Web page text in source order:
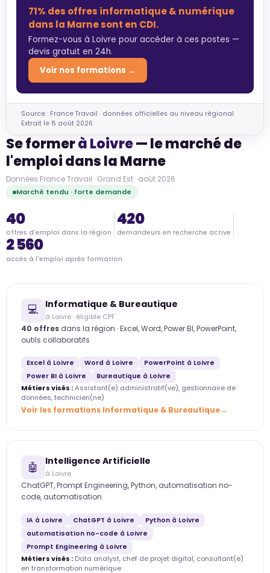
71% des offres informatique & numérique
dans la Marne sont en CDI.
Formez-vous à Loivre pour accéder à ces postes —
devis gratuit en 24h.
Voir nos formations →
Source : France Travail · données officielles au niveau régional
Extrait le 8 août 2026
Se formerà Loivre— le marché de
l'emploi dans la Marne
Données France Travail · Grand Est · août 2026
Marché tendu · forte demande
40
offres d'emploi dans la région
420
demandeurs en recherche active
2 560
accès à l'emploi après formation
💻 Informatique & Bureautique
à Loivre · éligible CPF
40 offres dans la région · Excel, Word, Power BI, PowerPoint,
outils collaboratifs
Excel à Loivre Word à Loivre
PowerPoint à Loivre
Power BI à Loivre
Bureautique à Loivre
Métiers visés :Assistant(e) administratif(ve), gestionnaire de
données, technicien(ne)
Voir les formations Informatique & Bureautique
🤖 Intelligence Artificielle
à Loivre
ChatGPT, Prompt Engineering, Python, automatisation no-
code, automatisation
IA à Loivre ChatGPT à Loivre
Python à Loivre
automatisation no-code à Loivre
Prompt Engineering à Loivre
Métiers visés : Data analyst, chef de projet digital, consultant(e)
en transformation numérique